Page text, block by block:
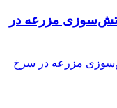
مزرعه در